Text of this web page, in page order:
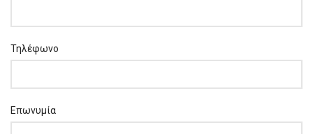
Τηλέφωνο
Επωνυμία